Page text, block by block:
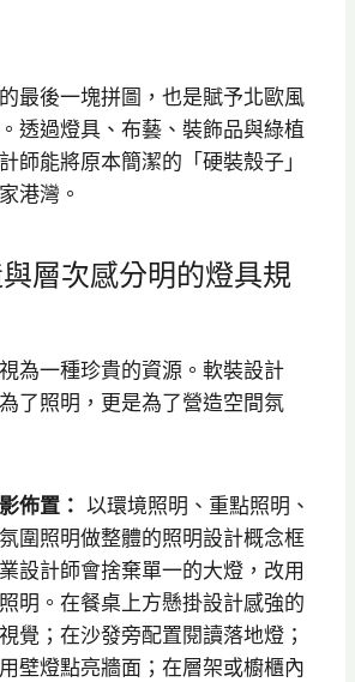
最後一塊拼圖，也是賦予北歐風
透過燈具、布藝、裝飾品與綠植
師能將原本簡潔的「硬裝殼子」
港灣。
層次感分明的燈具規
為一種珍貴的資源。軟裝設計
了照明，更是為了營造空間氛
佈置： 以環境照明、重點照明、
圍照明做整體的照明設計概念框
設計師會捨棄單一的大燈，改用
照明。在餐桌上方懸掛設計感強的
覺；在沙發旁配置閱讀落地燈；
壁燈點亮牆面；在層架或櫥櫃內